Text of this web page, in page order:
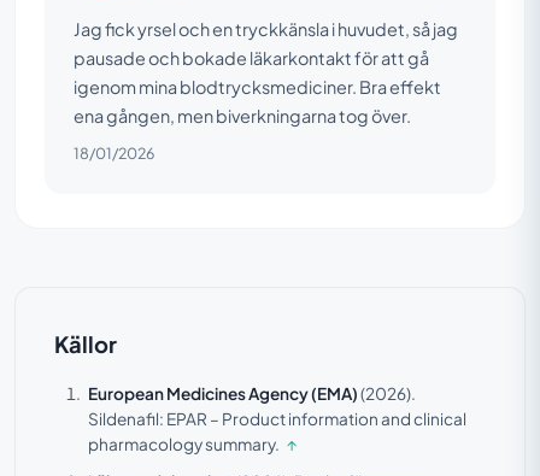
Jag fick yrsel och en tryckkänsla i huvudet, så jag
pausade och bokade läkarkontakt för att gå
igenom mina blodtrycksmediciner. Bra effekt
ena gången, men biverkningarna tog över.
18/01/2026
Källor
European Medicines Agency (EMA)(2026).
Sildenafil: EPAR – Product information and clinical
pharmacology summary. ↑